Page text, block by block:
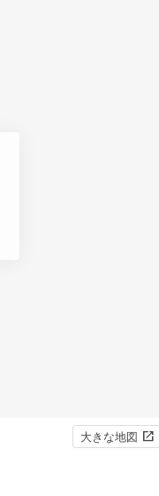
大きな地図